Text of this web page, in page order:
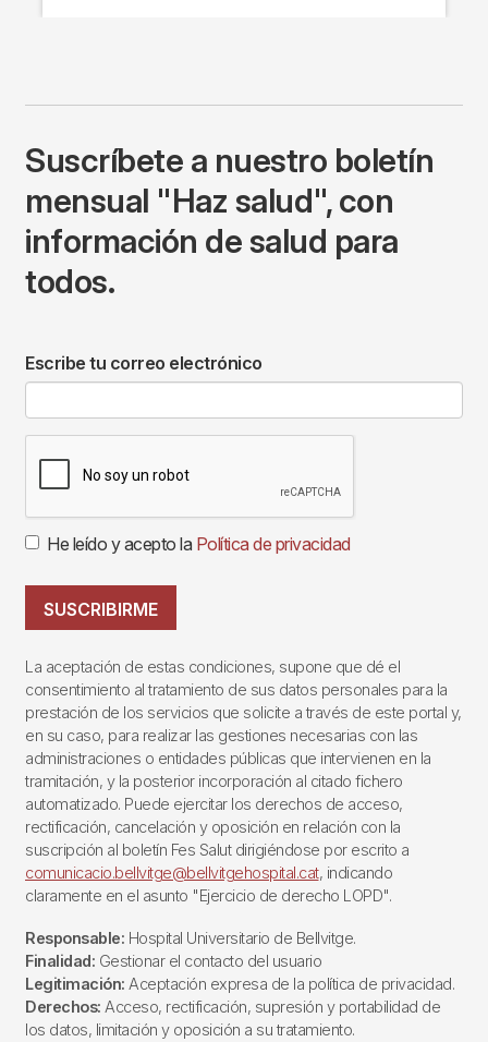
Suscríbete a nuestro boletín
mensual "Haz salud", con
información de salud para
todos.
Escribe tu correo electrónico
He leído y acepto la Política de privacidad
SUSCRIBIRME
La aceptación de estas condiciones, supone que dé el
consentimiento al tratamiento de sus datos personales para la
prestación de los servicios que solicite a través de este portal y,
en su caso, para realizar las gestiones necesarias con las
administraciones o entidades públicas que intervienen en la
tramitación, y la posterior incorporación al citado fichero
automatizado. Puede ejercitar los derechos de acceso,
rectificación, cancelación y oposición en relación con la
suscripción al boletín Fes Salut dirigiéndose por escrito a
comunicacio.bellvitge@bellvitgehospital.cat, indicando
claramente en el asunto "Ejercicio de derecho LOPD".
Responsable: Hospital Universitario de Bellvitge.
Finalidad: Gestionar el contacto del usuario
Legitimación: Aceptación expresa de la política de privacidad.
Derechos: Acceso, rectificación, supresión y portabilidad de
los datos, limitación y oposición a su tratamiento.